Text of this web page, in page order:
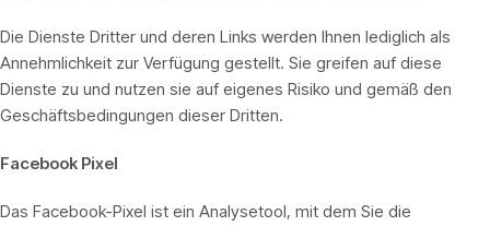
Die Dienste Dritter und deren Links werden Ihnen lediglich als
Annehmlichkeit zur Verfügung gestellt. Sie greifen auf diese
Dienste zu und nutzen sie auf eigenes Risiko und gemäß den
Geschäftsbedingungen dieser Dritten.
Facebook Pixel
Das Facebook-Pixel ist ein Analysetool, mit dem Sie die